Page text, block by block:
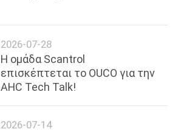
2026-07-28
Η ομάδα Scantrol
επισκέπτεται το OUCO για την
AHC Tech Talk!
2026-07-14